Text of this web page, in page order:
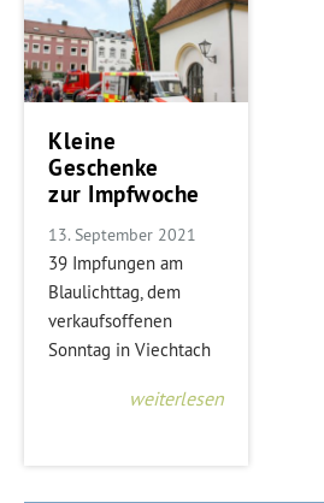
Kleine
Geschenke
zur Impfwoche
13. September 2021
39 Impfungen am
Blaulichttag, dem
verkaufsoffenen
Sonntag in Viechtach
weiterlesen